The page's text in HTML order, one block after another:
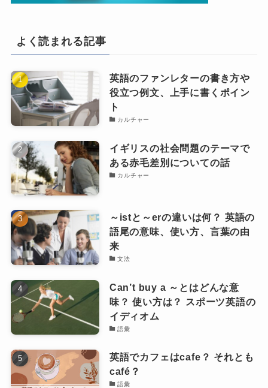
よく読まれる記事
英語のファンレターの書き方や
役立つ例文、上手に書くポイン
ト
カルチャー
イギリスの社会問題のテーマで
ある赤毛差別についての話
カルチャー
～istと～erの違いは何？ 英語の
語尾の意味、使い方、言葉の由
来
文法
Can’t buy a ～とはどんな意
味？ 使い方は？ スポーツ英語の
イディオム
語彙
英語でカフェはcafe？ それとも
café？
語彙